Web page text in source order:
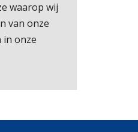
waarop wij
van onze
in onze